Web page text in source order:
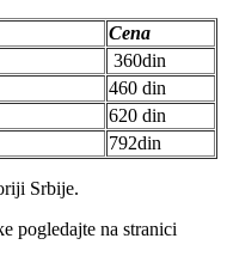
Cena
360din
460 din
620 din
792din
Srbije.
pogledajte na stranici